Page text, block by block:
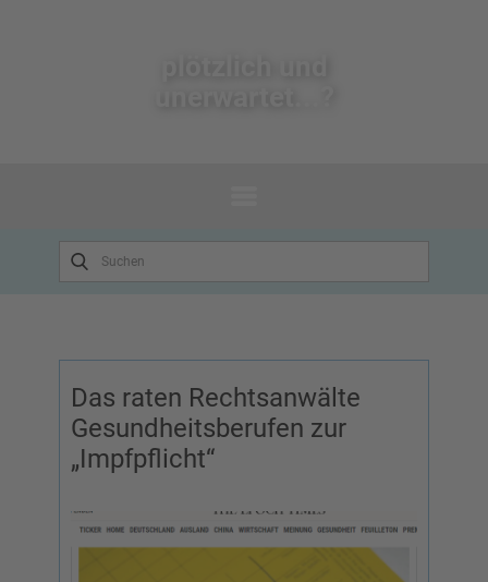
Das raten Rechtsanwälte
Gesundheitsberufen zur
„Impfpflicht“